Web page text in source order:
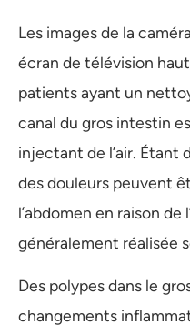
Les images de la
écran de télévision
patients ayant un
canal du gros intestin
injectant de l’air. Étant
des douleurs peuvent
l’abdomen en raison
généralement réalisée
Des polypes dans le
changements